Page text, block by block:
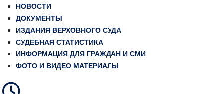
НОВОСТИ
ДОКУМЕНТЫ
ИЗДАНИЯ ВЕРХОВНОГО СУДА
СУДЕБНАЯ СТАТИСТИКА
ИНФОРМАЦИЯ ДЛЯ ГРАЖДАН И СМИ
ФОТО И ВИДЕО МАТЕРИАЛЫ